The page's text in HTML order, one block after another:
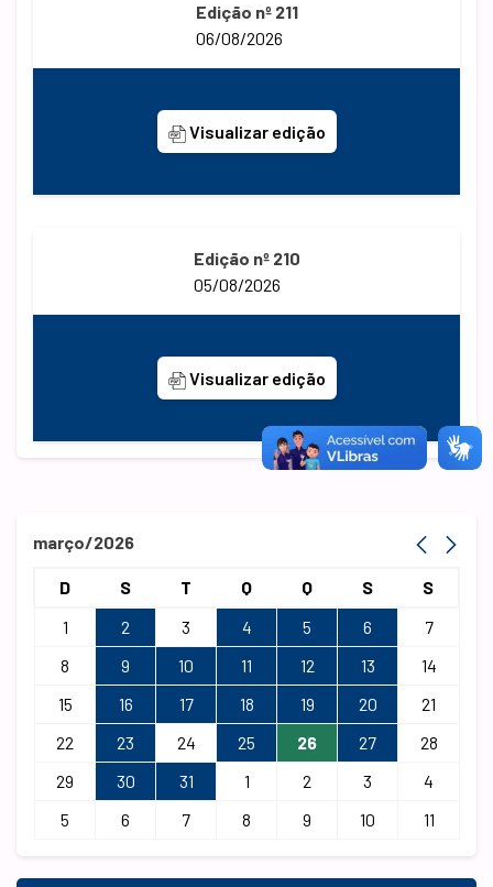
Edição nº 211
06/08/2026
Visualizar edição
Edição nº 210
05/08/2026
Visualizar edição
março/2026
D S T Q Q S
S
1
2 3 4 5 6
7
8
9 10 11 12 13
14
15
16 17 18 19 20
21
22
23 24 25 26 27
28
29
30 31 1 2 3
4
5
6 7 8 9 10 11